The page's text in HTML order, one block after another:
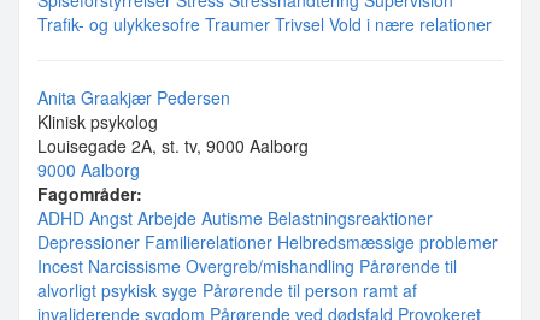
Trafik- og ulykkesofre Traumer Trivsel Vold i nære relationer
Anita Graakjær Pedersen
Klinisk psykolog
Louisegade 2A, st. tv, 9000 Aalborg
9000 Aalborg
Fagområder:
ADHD Angst Arbejde Autisme Belastningsreaktioner
Depressioner Familierelationer Helbredsmæssige problemer
Incest Narcissisme Overgreb/mishandling Pårørende til
alvorligt psykisk syge Pårørende til person ramt af
invaliderende sygdom Pårørende ved dødsfald Provokeret